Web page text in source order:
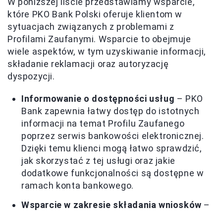
które PKO Bank Polski oferuje klientom w
sytuacjach związanych z problemami z
Profilami Zaufanymi. Wsparcie to obejmuje
wiele aspektów, w tym uzyskiwanie informacji,
składanie reklamacji oraz autoryzację
dyspozycji.
Informowanie o dostępności usług – PKO
Bank zapewnia łatwy dostęp do istotnych
informacji na temat Profilu Zaufanego
poprzez serwis bankowości elektronicznej.
Dzięki temu klienci mogą łatwo sprawdzić,
jak skorzystać z tej usługi oraz jakie
dodatkowe funkcjonalności są dostępne w
ramach konta bankowego.
Wsparcie w zakresie składania wniosków –